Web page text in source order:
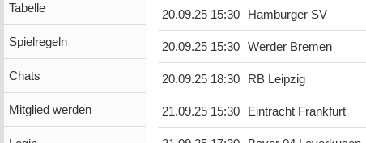
Tabelle
Spielregeln
Chats
Mitglied werden
20.09.25 15:30 Hamburger SV
20.09.25 15:30 Werder Bremen
20.09.25 18:30 RB Leipzig
21.09.25 15:30 Eintracht Frankfurt